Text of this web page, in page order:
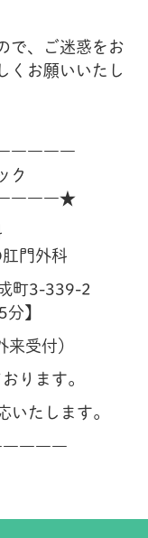
で、ご迷惑をお
くお願いいたし
ク
門外科
町3-339-2
】
受付）
ります。
たします。